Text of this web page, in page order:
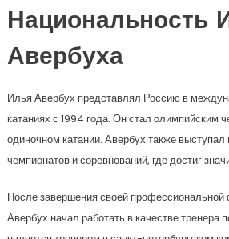
Национальность
Авербуха
Илья Авербух представлял Россию в
катаниях с 1994 года. Он стал олимпийским
одиночном катании. Авербух также выступал
чемпионатов и соревнований, где достиг
После завершения своей
Авербух начал работать в качестве тренера